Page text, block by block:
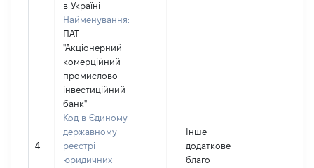
4
в Україні
Найменування:
ПАТ
"Акціонерний
комерційний
промислово-
інвестиційний
банк"
Код в Єдиному
державному
реєстрі
юридичних
Інше
додаткове
благо